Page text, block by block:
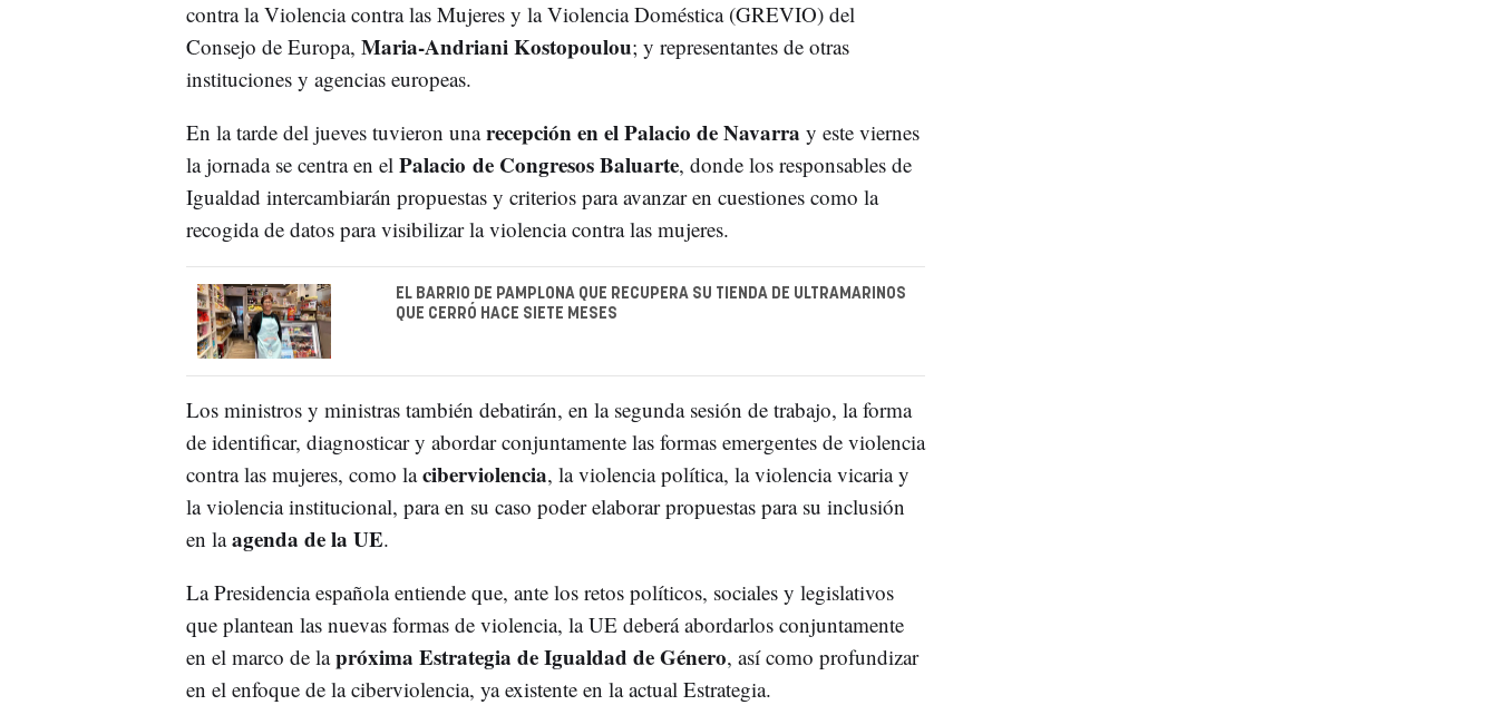
contra la Violencia contra las Mujeres y la Violencia Doméstica (GREVIO) del
Consejo de Europa, Maria-Andriani Kostopoulou; y representantes de otras
instituciones y agencias europeas.
En la tarde del jueves tuvieron unarecepción en el Palacio de Navarra y este viernes
la jornada se centra en el Palacio de Congresos Baluarte, donde los responsables de
Igualdad intercambiarán propuestas y criterios para avanzar en cuestiones como la
recogida de datos para visibilizar la violencia contra las mujeres.
EL BARRIO DE PAMPLONA QUE RECUPERA SU TIENDA DE ULTRAMARINOS
QUE CERRÓ HACE SIETE MESES
Los ministros y ministras también debatirán, en la segunda sesión de trabajo, la forma
de identificar, diagnosticar y abordar conjuntamente las formas emergentes de violencia
contra las mujeres, como laciberviolencia, la violencia política, la violencia vicaria y
la violencia institucional, para en su caso poder elaborar propuestas para su inclusión
en laagenda de la UE.
La Presidencia española entiende que, ante los retos políticos, sociales y legislativos
que plantean las nuevas formas de violencia, la UE deberá abordarlos conjuntamente
en el marco de lapróxima Estrategia de Igualdad de Género, así como profundizar
en el enfoque de la ciberviolencia, ya existente en la actual Estrategia.